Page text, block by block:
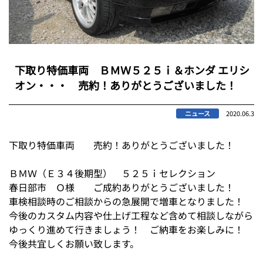
下取り特価車両 ＢＭＷ５２５ｉ＆ホンダ エリシ
オン・・・ 売約！ありがとうございました！
ニュース 2020.06.3
下取り特価車両 売約！ありがとうございました！
ＢＭＷ（Ｅ３４後期型） ５２５ｉセレクション
春日部市 Ｏ様 ご成約ありがとうございました！
車検相談時のご相談からの急展開で増車となりました！
今後のカスタム内容や仕上げ工程など含めて相談しながら
ゆっくり進めて行きましょう！ ご納車をお楽しみに！
今後共宜しくお願い致します。